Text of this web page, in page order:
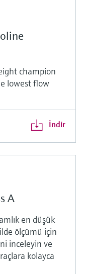
champion
lowest flow
İndir
A
en düşük
ölçümü için
inceleyin ve
kolayca